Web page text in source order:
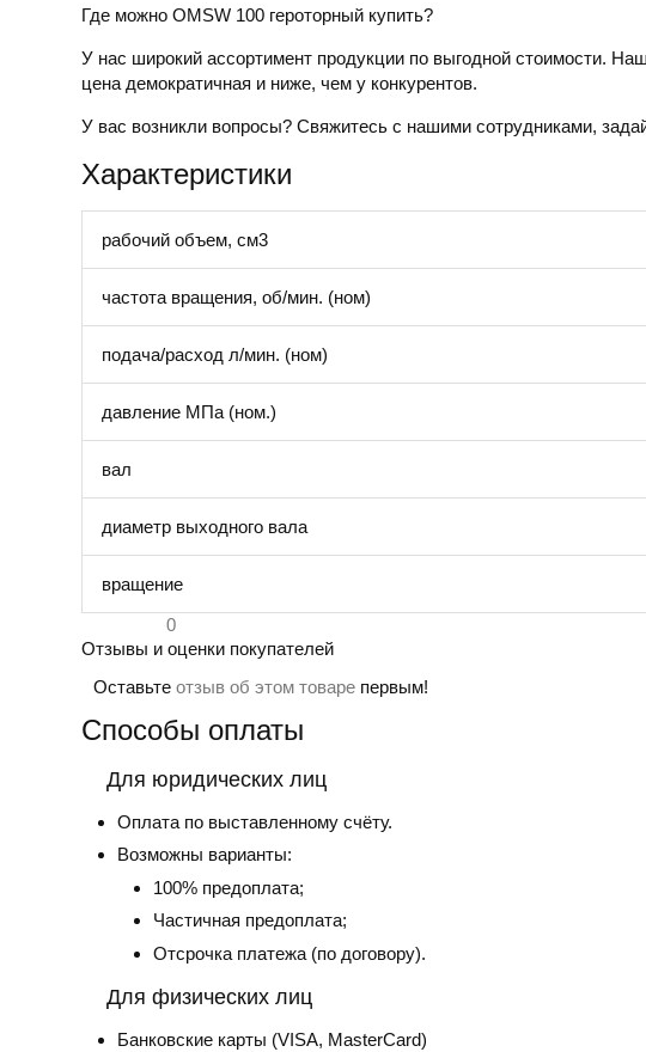
Где можно OMSW 100 героторный купить?
У нас широкий ассортимент продукции по выгодной стоимости.
цена демократичная и ниже, чем у конкурентов.
У вас возникли вопросы? Свяжитесь с нашими сотрудниками,
Характеристики
рабочий объем, см3
частота вращения, об/мин. (ном)
подача/расход л/мин. (ном)
давление МПа (ном.)
вал
диаметр выходного вала
вращение
0
Отзывы и оценки покупателей
Оставьте отзыв об этом товаре первым!
Способы оплаты
Для юридических лиц
Оплата по выставленному счёту.
Возможны варианты:
100% предоплата;
Частичная предоплата;
Отсрочка платежа (по договору).
Для физических лиц
Банковские карты (VISA, MasterCard)